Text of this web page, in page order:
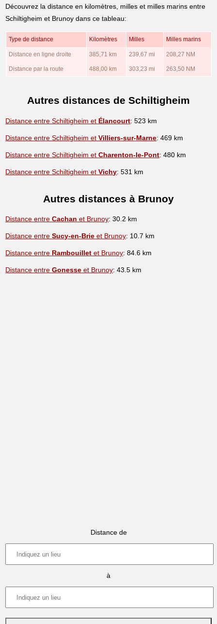
Découvrez la distance en kilomètres, milles et milles marins entre
Schiltigheim et Brunoy dans ce tableau:
Type de distance Kilomètres Milles Milles marins
Distance en ligne droite 385,71 km 239,67 mi 208,27 NM
Distance par la route 488,00 km 303,23 mi 263,50 NM
Autres distances de Schiltigheim
Distance entre Schiltigheim et Élancourt: 523 km
Distance entre Schiltigheim etVilliers-sur-Marne: 469 km
Distance entre Schiltigheim etCharenton-le-Pont: 480 km
Distance entre Schiltigheim etVichy: 531 km
Autres distances à Brunoy
Distance entreCachan et Brunoy: 30.2 km
Distance entreSucy-en-Brie et Brunoy: 10.7 km
Distance entre Rambouillet et Brunoy: 84.6 km
Distance entreGonesse et Brunoy: 43.5 km
Distance de
à